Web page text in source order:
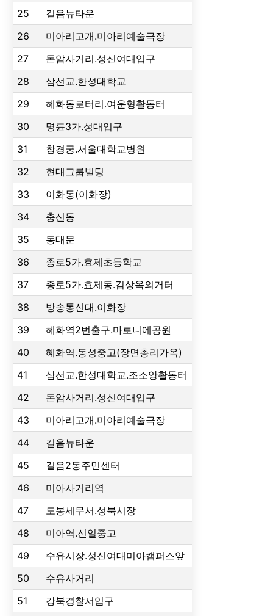
25
길음뉴타운
26
미아리고개.미아리예술극장
27
돈암사거리.성신여대입구
28
삼선교.한성대학교
29
혜화동로터리.여운형활동터
30
명륜3가.성대입구
31
창경궁.서울대학교병원
32
현대그룹빌딩
33
이화동(이화장)
34
충신동
35
동대문
36
종로5가.효제초등학교
37
종로5가.효제동.김상옥의거터
38
방송통신대.이화장
39
혜화역2번출구.마로니에공원
40
혜화역.동성중고(장면총리가옥)
41
삼선교.한성대학교.조소앙활동터
42
돈암사거리.성신여대입구
43
미아리고개.미아리예술극장
44
길음뉴타운
45
길음2동주민센터
46
미아사거리역
47
도봉세무서.성북시장
48
미아역.신일중고
49
수유시장.성신여대미아캠퍼스앞
50
수유사거리
51
강북경찰서입구